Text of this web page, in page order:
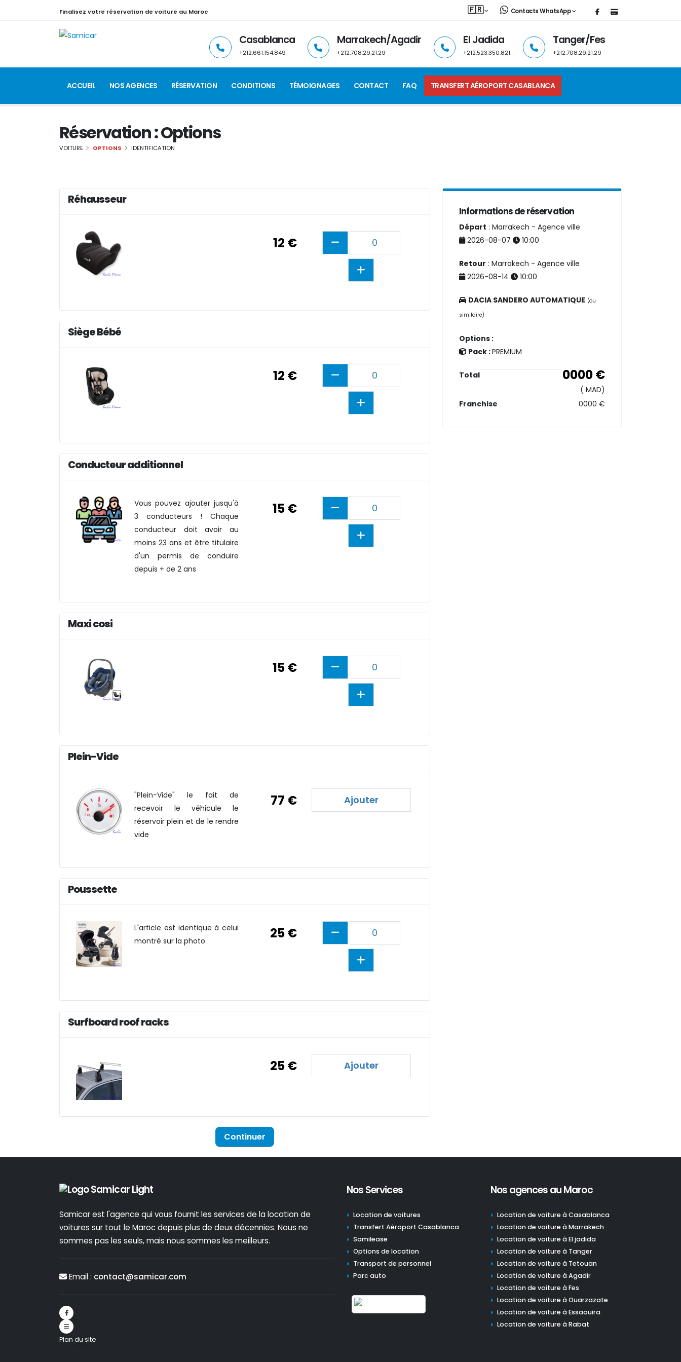
Finalisez votre réservation de voiture au Maroc 🇫🇷 Contacts WhatsApp
Casablanca
+212.661.154.849
Marrakech/Agadir
+212.708.29.21.29
El Jadida
+212.523.350.821
Tanger/Fes
+212.708.29.21.29
ACCUEIL NOS AGENCES RÉSERVATION CONDITIONS TÉMOIGNAGES CONTACT FAQ TRANSFERT AÉROPORT CASABLANCA
Réservation : Options
VOITURE OPTIONS IDENTIFICATION
Réhausseur
12 € 0
Siège Bébé
12 € 0
Conducteur additionnel
Vous pouvez ajouter jusqu'à
3 conducteurs ! Chaque
conducteur doit avoir au
moins 23 ans et être titulaire
d'un permis de conduire
depuis + de 2 ans
15 € 0
Maxi cosi
15 € 0
Plein-Vide
"Plein-Vide" le fait de
recevoir le véhicule le
réservoir plein et de le rendre
vide
77 € Ajouter
Poussette
L'article est identique à celui
montré sur la photo
25 € 0
Surfboard roof racks
25 € Ajouter
Continuer
Informations de réservation
Départ : Marrakech - Agence ville
2026-08-07
10:00
Retour : Marrakech - Agence ville
2026-08-14
10:00
DACIA SANDERO AUTOMATIQUE (ou
similaire)
Options :
Pack :PREMIUM
Total 0000€
( MAD)
Franchise
0000 €
Samicar est l'agence qui vous fournit les services de la location de
voitures sur tout le Maroc depuis plus de deux décennies. Nous ne
sommes pas les seuls, mais nous sommes les meilleurs.
Email : contact@samicar.com
Plan du site
Nos Services
Location de voitures
Transfert Aéroport Casablanca
Samilease
Options de location
Transport de personnel
Parc auto
Nos agences au Maroc
Location de voiture à Casablanca
Location de voiture à Marrakech
Location de voiture à El jadida
Location de voiture à Tanger
Location de voiture à Tetouan
Location de voiture à Agadir
Location de voiture à Fes
Location de voiture à Ouarzazate
Location de voiture à Essaouira
Location de voiture à Rabat